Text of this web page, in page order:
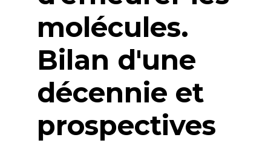
molécules.
Bilan d'une
décennie et
prospectives